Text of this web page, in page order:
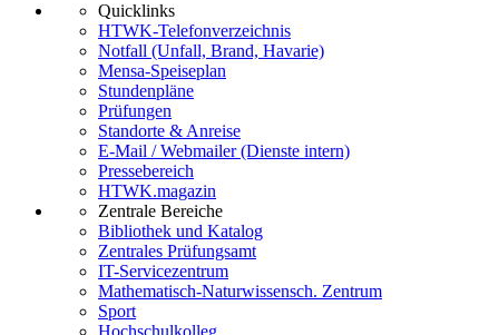
Quicklinks
HTWK-Telefonverzeichnis
Notfall (Unfall, Brand, Havarie)
Mensa-Speiseplan
Stundenpläne
Prüfungen
Standorte & Anreise
E-Mail / Webmailer (Dienste intern)
Pressebereich
HTWK.magazin
Zentrale Bereiche
Bibliothek und Katalog
Zentrales Prüfungsamt
IT-Servicezentrum
Mathematisch-Naturwissensch. Zentrum
Sport